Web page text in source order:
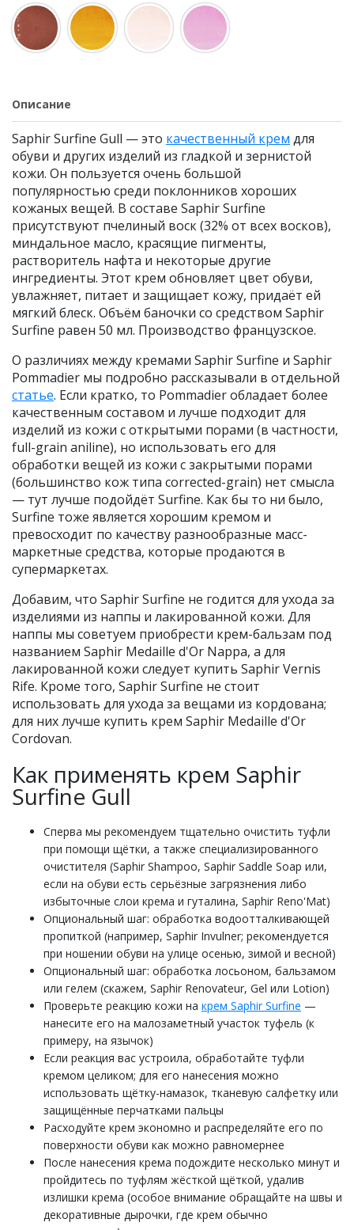
Описание
Saphir Surfine Gull — это качественный крем для
обуви и других изделий из гладкой и зернистой
кожи. Он пользуется очень большой
популярностью среди поклонников хороших
кожаных вещей. В составе Saphir Surfine
присутствуют пчелиный воск (32% от всех восков),
миндальное масло, красящие пигменты,
растворитель нафта и некоторые другие
ингредиенты. Этот крем обновляет цвет обуви,
увлажняет, питает и защищает кожу, придаёт ей
мягкий блеск. Объём баночки со средством Saphir
Surfine равен 50 мл. Производство французское.
О различиях между кремами Saphir Surfine и Saphir
Pommadier мы подробно рассказывали в отдельной
статье. Если кратко, то Pommadier обладает более
качественным составом и лучше подходит для
изделий из кожи с открытыми порами (в частности,
full-grain aniline), но использовать его для
обработки вещей из кожи с закрытыми порами
(большинство кож типа corrected-grain) нет смысла
— тут лучше подойдёт Surfine. Как бы то ни было,
Surfine тоже является хорошим кремом и
превосходит по качеству разнообразные масс-
маркетные средства, которые продаются в
супермаркетах.
Добавим, что Saphir Surfine не годится для ухода за
изделиями из наппы и лакированной кожи. Для
наппы мы советуем приобрести крем-бальзам под
названием Saphir Medaille d'Or Nappa, а для
лакированной кожи следует купить Saphir Vernis
Rife. Кроме того, Saphir Surfine не стоит
использовать для ухода за вещами из кордована;
для них лучше купить крем Saphir Medaille d'Or
Cordovan.
Как применять крем Saphir
Surfine Gull
Сперва мы рекомендуем тщательно очистить туфли
при помощи щётки, а также специализированного
очистителя (Saphir Shampoo, Saphir Saddle Soap или,
если на обуви есть серьёзные загрязнения либо
избыточные слои крема и гуталина, Saphir Reno'Mat)
Опциональный шаг: обработка водоотталкивающей
пропиткой (например, Saphir Invulner; рекомендуется
при ношении обуви на улице осенью, зимой и весной)
Опциональный шаг: обработка лосьоном, бальзамом
или гелем (скажем, Saphir Renovateur, Gel или Lotion)
Проверьте реакцию кожи на крем Saphir Surfine —
нанесите его на малозаметный участок туфель (к
примеру, на язычок)
Если реакция вас устроила, обработайте туфли
кремом целиком; для его нанесения можно
использовать щётку-намазок, тканевую салфетку или
защищённые перчатками пальцы
Расходуйте крем экономно и распределяйте его по
поверхности обуви как можно равномернее
После нанесения крема подождите несколько минут и
пройдитесь по туфлям жёсткой щёткой, удалив
излишки крема (особое внимание обращайте на швы и
декоративные дырочки, где крем обычно